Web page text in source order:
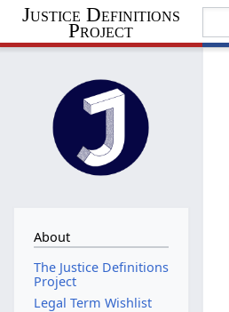
Justice Definitions
Project
About
The Justice Definitions
Project
Legal Term Wishlist